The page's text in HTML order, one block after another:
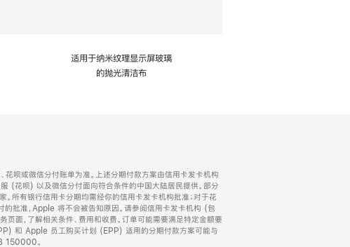
适用于纳米纹理显示屏玻璃
的抛光清洁布
花呗或微信分付账单为准。上述分期付款方案由信用卡发卡机构
(花呗) 以及微信分付面向符合条件的中国大陆居民提供。部分
有银行信用卡分期均需经你的信用卡发卡机构批准；对于花
的批准，Apple 将不会被告知原因。请参阅信用卡发卡机构 (包
面，了解相关条件、费用和收费。订单可能需要满足特定金额要
和 Apple 员工购买计划 (EPP) 适用的分期付款方案可能与
150000。